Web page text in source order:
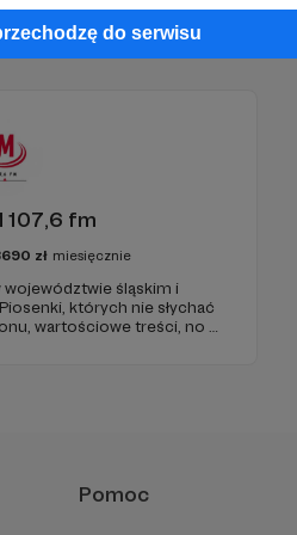
do serwisu
107,6 fm
zł miesięcznie
województwie śląskim i
których nie słychać
wartościowe treści, no i
Pomoc